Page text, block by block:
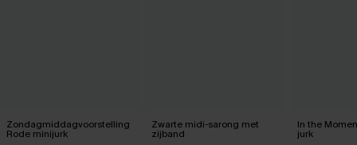
Zondagmiddagvoorstelling
Rode minijurk
Zwarte midi-sarong met
zijband
In the
jurk